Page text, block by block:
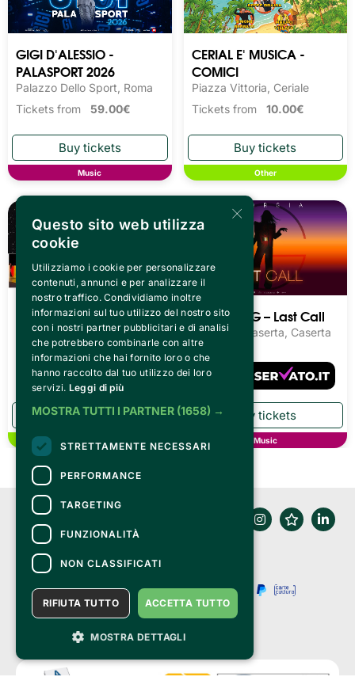
GIGI D'ALESSIO -
PALASPORT 2026
Palazzo Dello Sport, Roma
Tickets from 59.00€
Music
CERIAL E' MUSICA -
COMICI
Piazza Vittoria, Ceriale
Tickets from 10.00€
Other
OPEN NIGHT
INAF Osservatorio
Astronomico di Brera - Sede
di Merate, Merate
Tickets from13.15€
Giorgia – G – Last Call
Reggia di Caserta, Caserta
Music
×
Questo sito web utilizza
cookie
Utilizziamo i cookie per personalizzare
contenuti, annunci e per analizzare il
nostro traffico. Condividiamo inoltre
informazioni sul tuo utilizzo del nostro sito
con i nostri partner pubblicitari e di analisi
che potrebbero combinarle con altre
informazioni che hai fornito loro o che
hanno raccolto dal tuo utilizzo dei loro
servizi. Leggi di più
MOSTRA TUTTI I PARTNER (1658) →
STRETTAMENTE NECESSARI
PERFORMANCE
TARGETING
FUNZIONALITÀ
NON CLASSIFICATI
ACCETTA TUTTO
RIFIUTA TUTTO
MOSTRA DETTAGLI